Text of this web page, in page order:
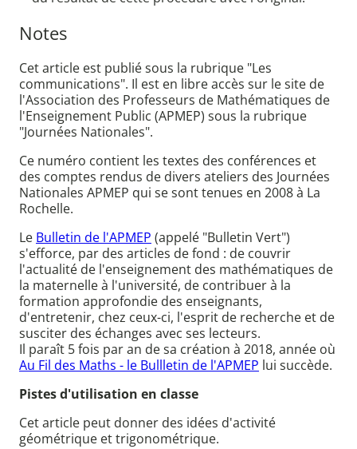
Notes
Cet article est publié sous la rubrique "Les
communications". Il est en libre accès sur le site de
l'Association des Professeurs de Mathématiques de
l'Enseignement Public (APMEP) sous la rubrique
"Journées Nationales".
Ce numéro contient les textes des conférences et
des comptes rendus de divers ateliers des Journées
Nationales APMEP qui se sont tenues en 2008 à La
Rochelle.
Le Bulletin de l'APMEP (appelé "Bulletin Vert")
s'efforce, par des articles de fond : de couvrir
l'actualité de l'enseignement des mathématiques de
la maternelle à l'université, de contribuer à la
formation approfondie des enseignants,
d'entretenir, chez ceux-ci, l'esprit de recherche et de
susciter des échanges avec ses lecteurs.
Il paraît 5 fois par an de sa création à 2018, année où
Au Fil des Maths - le Bullletin de l'APMEP lui succède.
Pistes d'utilisation en classe
Cet article peut donner des idées d'activité
géométrique et trigonométrique.